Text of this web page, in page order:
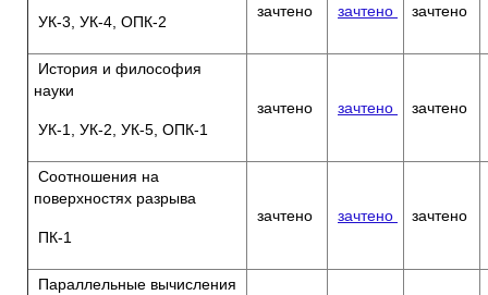
УК-3, УК-4, ОПК-2
зачтено зачтено зачтено
История и философия
науки
УК-1, УК-2, УК-5, ОПК-1
зачтено зачтено зачтено
Соотношения на
поверхностях разрыва
ПК-1
зачтено зачтено зачтено
Параллельные вычисления